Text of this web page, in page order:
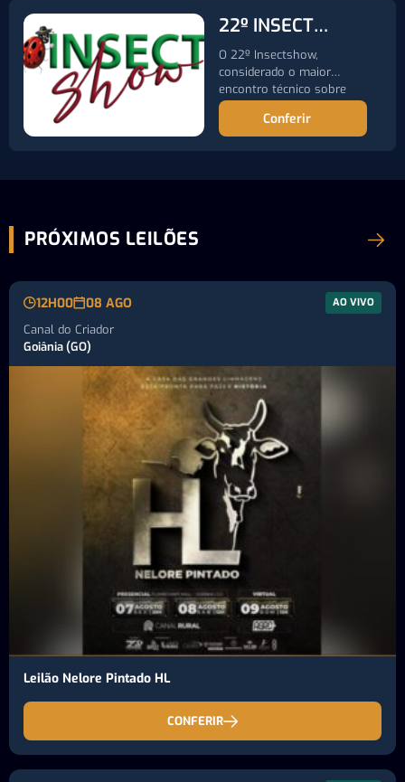
22º INSECT
SHOW
O 22º Insectshow,
considerado o maior
encontro técnico sobre
controle de pragas…
Conferir
PRÓXIMOS LEILÕES
12H00 08 AGO AO VIVO
Canal do Criador
Goiânia (GO)
Leilão Nelore Pintado HL
CONFERIR